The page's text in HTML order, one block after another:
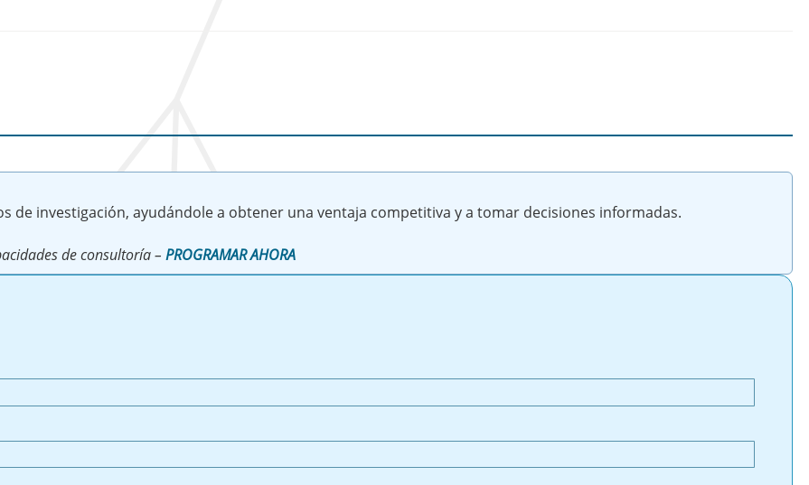
de investigación, ayudándole a obtener una ventaja competitiva y a tomar decisiones informadas.
de consultoría – PROGRAMAR AHORA